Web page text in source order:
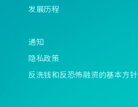
发展历程
通知
隐私政策
反洗钱和反恐怖融资的基本方针